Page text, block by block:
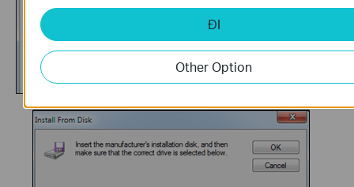
ĐI
Other Option